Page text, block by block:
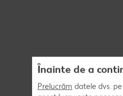
Înainte de a
Prelucrăm datele dvs.